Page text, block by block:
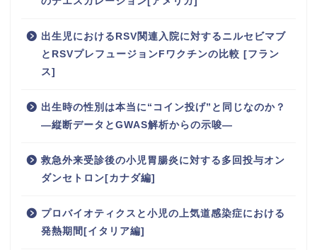
出生児におけるRSV関連入院に対するニルセビマブ
とRSVプレフュージョンFワクチンの比較 [フラン
ス]
出生時の性別は本当に“コイン投げ”と同じなのか？
―縦断データとGWAS解析からの示唆―
救急外来受診後の小児胃腸炎に対する多回投与オン
ダンセトロン[カナダ編]
プロバイオティクスと小児の上気道感染症における
発熱期間[イタリア編]